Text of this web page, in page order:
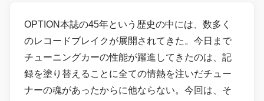
OPTION本誌の45年という歴史の中には、数多く
のレコードブレイクが展開されてきた。今日まで
チューニングカーの性能が躍進してきたのは、記
録を塗り替えることに全ての情熱を注いだチュー
ナーの魂があったからに他ならない。今回は、そ